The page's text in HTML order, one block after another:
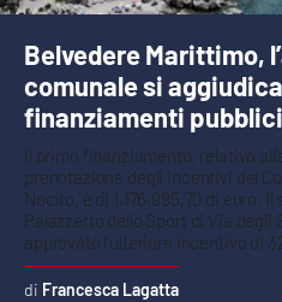
Belvedere Marittimo,
comunale si
finanziamenti pubblici
Il primo finanziamento, relativo
prenotazione degli incentivi del
Nocito, è di 1.176.995,70 di euro.
Palazzetto dello Sport di Via degli
approvato l'ulteriore incentivo di
Francesca Lagatta